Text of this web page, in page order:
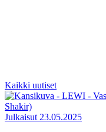
Kaikki uutiset
Julkaisut 23.05.2025